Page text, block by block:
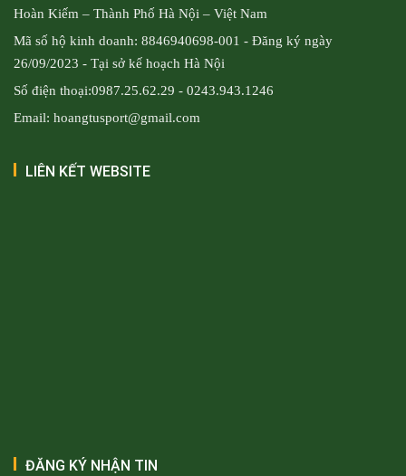
Hoàn Kiếm – Thành Phố Hà Nội – Việt Nam
Mã số hộ kinh doanh: 8846940698-001 - Đăng ký ngày
26/09/2023 - Tại sở kế hoạch Hà Nội
Số điện thoại:0987.25.62.29 - 0243.943.1246
Email: hoangtusport@gmail.com
LIÊN KẾT WEBSITE
ĐĂNG KÝ NHẬN TIN